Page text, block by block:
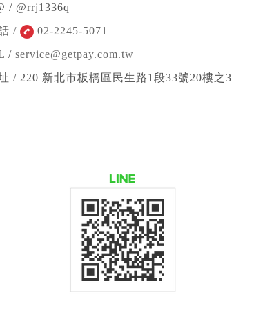
/ @rrj1336q
/
02-2245-5071
/ service@getpay.com.tw
/ 220 新北市板橋區民生路1段33號20樓之3